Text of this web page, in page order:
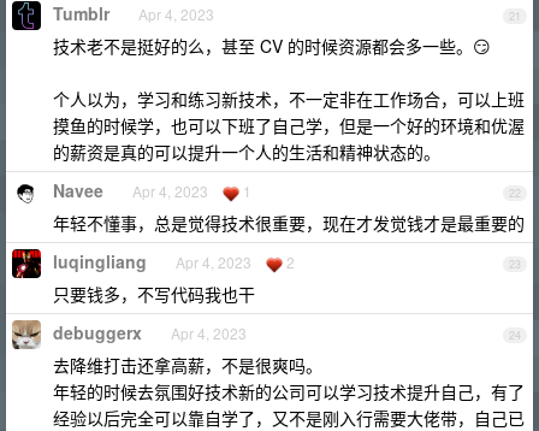
21
Tumblr Apr 4, 2023
技术老不是挺好的么，甚至 CV 的时候资源都会多一些。😏
个人以为，学习和练习新技术，不一定非在工作场合，可以上班
摸鱼的时候学，也可以下班了自己学，但是一个好的环境和优渥
的薪资是真的可以提升一个人的生活和精神状态的。
22
Navee Apr 4, 2023 1
年轻不懂事，总是觉得技术很重要，现在才发觉钱才是最重要的
23
luqingliang Apr 4, 2023 2
只要钱多，不写代码我也干
24
debuggerx Apr 4, 2023
去降维打击还拿高薪，不是很爽吗。
年轻的时候去氛围好技术新的公司可以学习技术提升自己，有了
经验以后完全可以靠自学了，又不是刚入行需要大佬带，自己已